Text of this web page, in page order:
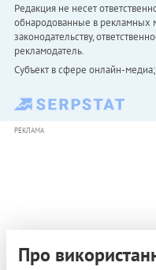
Редакция не несет
обнародованные в рекламных
законодательству,
рекламодатель.
Субъект в сфере онлайн-
РЕКЛАМА
Про